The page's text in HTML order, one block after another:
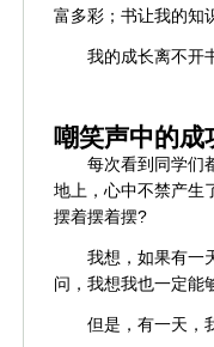
富多彩；书让我的知
我的成长离不开
嘲笑声中的成
每次看到同学们
地上，心中不禁产生
摆着摆着摆?
我想，如果有一
问，我想我也一定能
但是，有一天，